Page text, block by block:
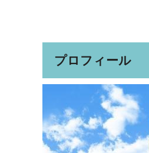
プロフィール